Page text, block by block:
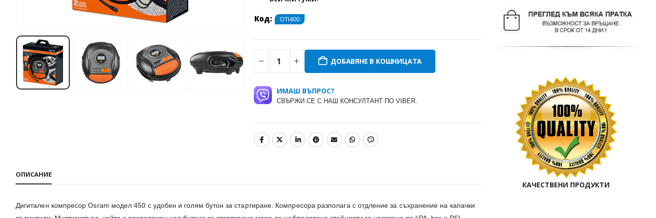
Код: OTI400
ДОБАВЯНЕ В КОШНИЦАТА
ИМАШ ВЪПРОС?
СВЪРЖИ СЕ С НАШ КОНСУЛТАНТ ПО VIBER.
ОПИСАНИЕ
Дигитален компресор Osram модел 450 с удобен и голям бутон за стартиране. Компресора разполага с отдление за съхранение на капачки
КАЧЕСТВЕНИ ПРОДУКТИ